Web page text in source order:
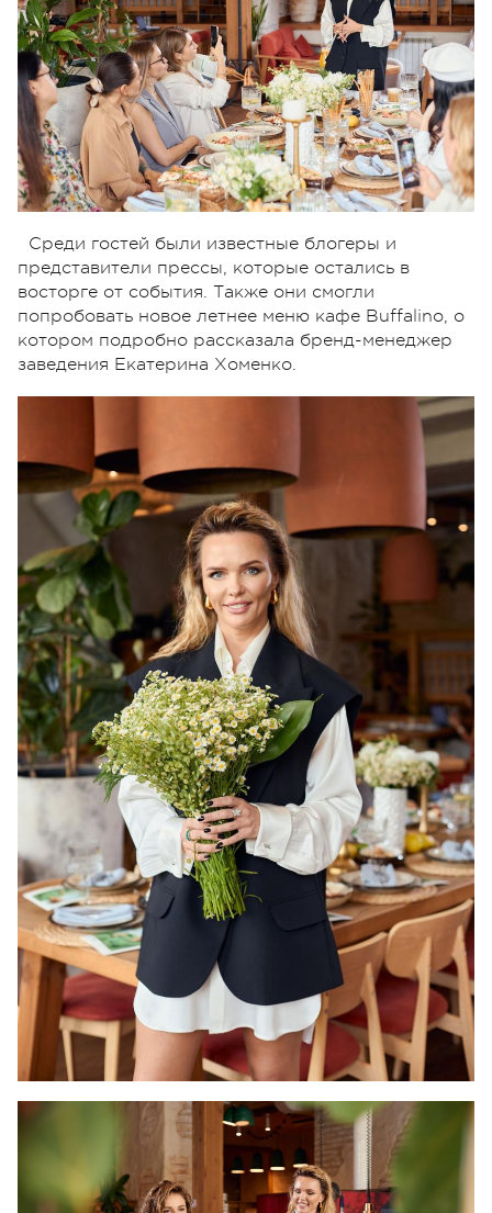
Среди гостей были известные блогеры и
представители прессы, которые остались в
восторге от события. Также они смогли
попробовать новое летнее меню кафе Buffalino, о
котором подробно рассказала бренд-менеджер
заведения Екатерина Хоменко.